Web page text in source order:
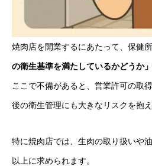
焼肉店を開業するにあたって、保健
の衛生基準を満たしているかどうか」
ここで不備があると、営業許可の取
後の衛生管理にも大きなリスクを抱
特に焼肉店では、生肉の取り扱いや
以上に求められます。